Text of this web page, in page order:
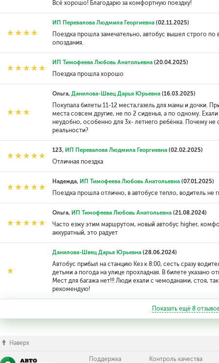
Всё хорошо! Благодарю за комфортную поездку!
ИП Перевалова Людмила Георгиевна(02.11.2025)
Поездка прошла замечательно, автобус вышел строго по
опоздания.
ИП Тимофеева Любовь Анатольевна(20.04.2025)
Поездка прошла хорошо
Ольга, Данилова-Швец Дарья Юрьевна(16.03.2025)
Покупала билеты 11-12 места,газель для мамы и дочки.
места совсем другие, не по 2 сиденья, а по одному.
неудобно, особенно для 3х- летнего ребёнка. Почему
реальности?
123, ИП Перевалова Людмила Георгиевна(02.02.2025)
Отличная поездка
Надежда, ИП Тимофеева Любовь Анатольевна(07.01.2025)
Поездка прошла отлично, в автобусе тепло, водитель не
Ольга, ИП Тимофеева Любовь Анатольевна(21.08.2024)
Часто езжу этим маршрутом, новый автобус higher,
аккуратный, это радует
Данилова-Швец Дарья Юрьевна(28.06.2024)
Автобус прибыл на станцию Кез к 8:00, сесть сразу
детьми а погода на улице прохладная. В билете указано
Мест для багажа нет!!! Люди ехали с чемоданами, стоя,
рекомендую!
Показать ещё 8
Наверх
Поддержка
Контроль качества